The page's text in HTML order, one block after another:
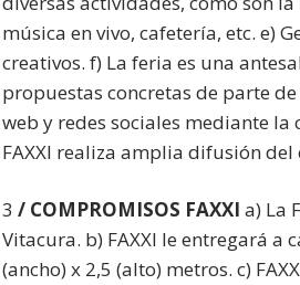
música en vivo, cafetería, etc. e)
creativos. f) La feria es una
propuestas concretas de parte
web y redes sociales mediante
FAXXI realiza amplia difusión
3/ COMPROMISOS FAXXI a) La
Vitacura. b) FAXXI le entregará
(ancho) x 2,5 (alto) metros. c)